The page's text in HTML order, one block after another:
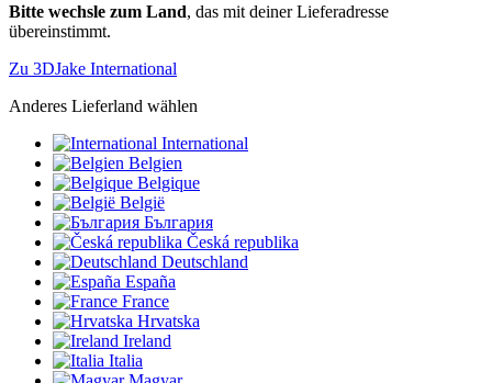
Bitte wechsle zum Land, das mit deiner Lieferadresse
übereinstimmt.
Zu 3DJake International
Anderes Lieferland wählen
International
Belgien
Belgique
België
България
Česká republika
Deutschland
España
France
Hrvatska
Ireland
Italia